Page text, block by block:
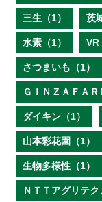
三生（1） 茨
水素（1） VR
さつまいも（1）
ＧＩＮＺＡＦＡＲ
ダイキン（1）
山本彩花園（1）
生物多様性（1）
ＮＴＴアグリテク